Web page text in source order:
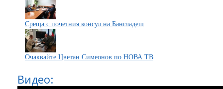
Среща с почетния консул на Бангладеш
Очаквайте Цветан Симеонов по НОВА ТВ
Видео: